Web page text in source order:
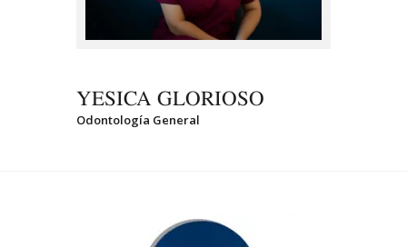
YESICA GLORIOSO
Odontología General